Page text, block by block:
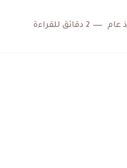
عام 2 دقائق للقراءة